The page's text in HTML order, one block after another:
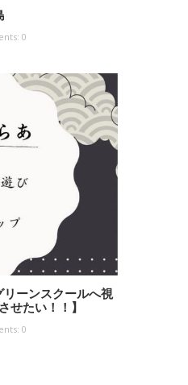
0
リーンスクールへ視
せたい！！】
0